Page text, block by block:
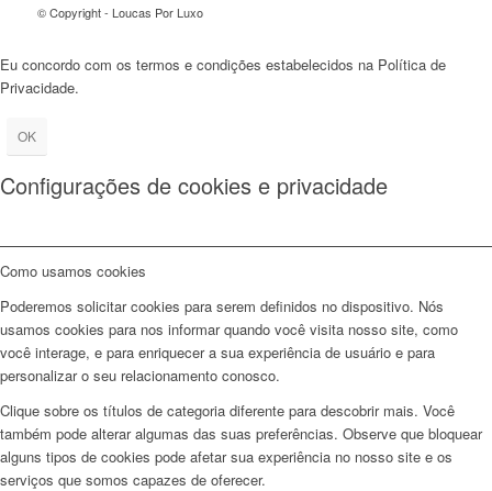
© Copyright - Loucas Por Luxo
Eu concordo com os termos e condições estabelecidos na Política de
Privacidade.
OK
Configurações de cookies e privacidade
Como usamos cookies
Poderemos solicitar cookies para serem definidos no dispositivo. Nós
usamos cookies para nos informar quando você visita nosso site, como
você interage, e para enriquecer a sua experiência de usuário e para
personalizar o seu relacionamento conosco.
Clique sobre os títulos de categoria diferente para descobrir mais. Você
também pode alterar algumas das suas preferências. Observe que bloquear
alguns tipos de cookies pode afetar sua experiência no nosso site e os
serviços que somos capazes de oferecer.